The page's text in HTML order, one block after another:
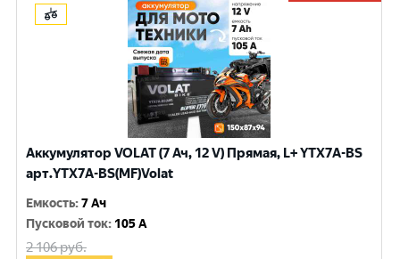
Аккумулятор VOLAT (7 Ач, 12 V) Прямая, L+ YTX7A-BS
арт.YTX7A-BS(MF)Volat
Емкость:7 Ач
Пусковой ток: 105 A
2 106руб.